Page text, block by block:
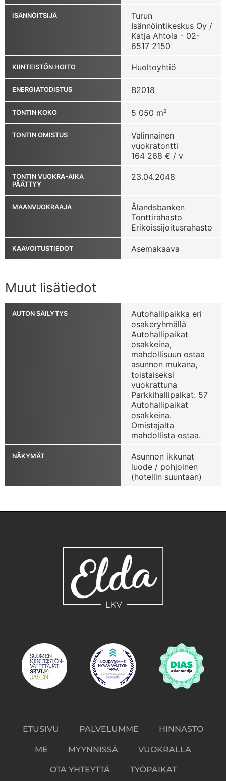
ISÄNNÖITSIJÄ
Turun
Isännöintikeskus Oy /
Katja Ahtola - 02-
6517 2150
KIINTEISTÖN HOITO Huoltoyhtiö
ENERGIATODISTUS B2018
TONTIN KOKO 5 050 m²
TONTIN OMISTUS
Valinnainen
vuokratontti
164 268 € / v
TONTIN VUOKRA-AIKA
PÄÄTTYY
23.04.2048
MAANVUOKRAAJA
Ålandsbanken
Tonttirahasto
Erikoissijoitusrahasto
KAAVOITUSTIEDOT Asemakaava
Muut lisätiedot
AUTON SÄILYTYS
Autohallipaikka eri
osakeryhmällä
Autohallipaikat
osakkeina,
mahdollisuun ostaa
asunnon mukana,
toistaiseksi
vuokrattuna
Parkkihallipaikat: 57
Autohallipaikat
osakkeina.
Omistajalta
mahdollista ostaa.
NÄKYMÄT
Asunnon ikkunat
luode / pohjoinen
(hotellin suuntaan)
ETUSIVU PALVELUMME HINNASTO
ME MYYNNISSÄ VUOKRALLA
OTA YHTEYTTÄ TYÖPAIKAT